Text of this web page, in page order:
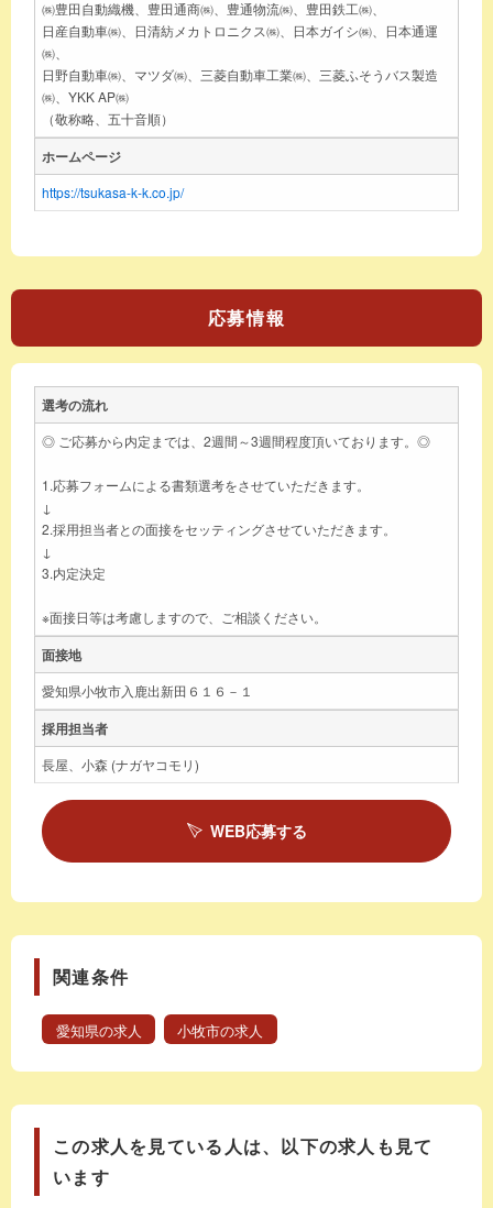
㈱豊田自動織機、豊田通商㈱、豊通物流㈱、豊田鉄工㈱、
日産自動車㈱、日清紡メカトロニクス㈱、日本ガイシ㈱、日本通運
㈱、
日野自動車㈱、マツダ㈱、三菱自動車工業㈱、三菱ふそうバス製造
㈱、YKK AP㈱
（敬称略、五十音順）
ホームページ
https://tsukasa-k-k.co.jp/
応募情報
選考の流れ
◎ ご応募から内定までは、2週間～3週間程度頂いております。◎
1.応募フォームによる書類選考をさせていただきます。
↓
2.採用担当者との面接をセッティングさせていただきます。
↓
3.内定決定
※面接日等は考慮しますので、ご相談ください。
面接地
愛知県小牧市入鹿出新田６１６－１
採用担当者
長屋、小森 (ナガヤコモリ)
WEB応募する
関連条件
愛知県の求人 小牧市の求人
この求人を見ている人は、以下の求人も見て
います